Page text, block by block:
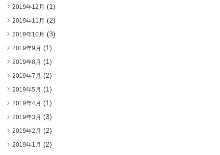
2019年12月 (1)
2019年11月 (2)
2019年10月 (3)
2019年9月 (1)
2019年8月 (1)
2019年7月 (2)
2019年5月 (1)
2019年4月 (1)
2019年3月 (3)
2019年2月 (2)
2019年1月 (2)